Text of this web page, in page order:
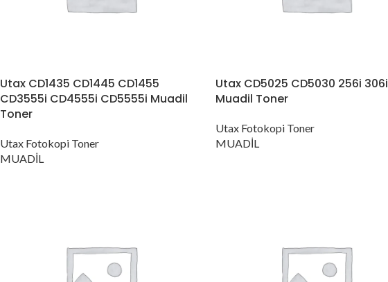
Utax CD1435 CD1445 CD1455
CD3555i CD4555i CD5555i Muadil
Toner
Utax Fotokopi Toner
MUADİL
Utax CD5025 CD5030 256i 306i
Muadil Toner
Utax Fotokopi Toner
MUADİL